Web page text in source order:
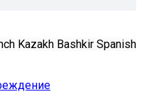
Kazakh Bashkir Spanish